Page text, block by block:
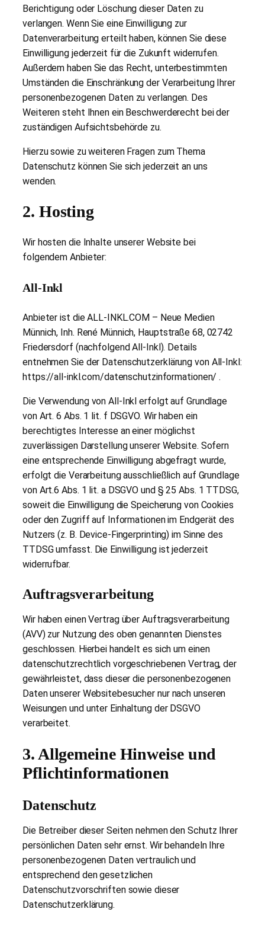
Berichtigung oder Löschung dieser Daten zu
verlangen. Wenn Sie eine Einwilligung zur
Datenverarbeitung erteilt haben, können Sie diese
Einwilligung jederzeit für die Zukunft widerrufen.
Außerdem haben Sie das Recht, unterbestimmten
Umständen die Einschränkung der Verarbeitung Ihrer
personenbezogenen Daten zu verlangen. Des
Weiteren steht Ihnen ein Beschwerderecht bei der
zuständigen Aufsichtsbehörde zu.
Hierzu sowie zu weiteren Fragen zum Thema
Datenschutz können Sie sich jederzeit an uns
wenden.
2. Hosting
Wir hosten die Inhalte unserer Website bei
folgendem Anbieter:
All-Inkl
Anbieter ist die ALL-INKL.COM – Neue Medien
Münnich, Inh. René Münnich, Hauptstraße 68, 02742
Friedersdorf (nachfolgend All-Inkl). Details
entnehmen Sie der Datenschutzerklärung von All-Inkl:
https://all-inkl.com/datenschutzinformationen/ .
Die Verwendung von All-Inkl erfolgt auf Grundlage
von Art. 6 Abs. 1 lit. f DSGVO. Wir haben ein
berechtigtes Interesse an einer möglichst
zuverlässigen Darstellung unserer Website. Sofern
eine entsprechende Einwilligung abgefragt wurde,
erfolgt die Verarbeitung ausschließlich auf Grundlage
von Art.6 Abs. 1 lit. a DSGVO und § 25 Abs. 1 TTDSG,
soweit die Einwilligung die Speicherung von Cookies
oder den Zugriff auf Informationen im Endgerät des
Nutzers (z. B. Device-Fingerprinting) im Sinne des
TTDSG umfasst. Die Einwilligung ist jederzeit
widerrufbar.
Auftragsverarbeitung
Wir haben einen Vertrag über Auftragsverarbeitung
(AVV) zur Nutzung des oben genannten Dienstes
geschlossen. Hierbei handelt es sich um einen
datenschutzrechtlich vorgeschriebenen Vertrag, der
gewährleistet, dass dieser die personenbezogenen
Daten unserer Websitebesucher nur nach unseren
Weisungen und unter Einhaltung der DSGVO
verarbeitet.
3. Allgemeine Hinweise und
Pflichtinformationen
Datenschutz
Die Betreiber dieser Seiten nehmen den Schutz Ihrer
persönlichen Daten sehr ernst. Wir behandeln Ihre
personenbezogenen Daten vertraulich und
entsprechend den gesetzlichen
Datenschutzvorschriften sowie dieser
Datenschutzerklärung.